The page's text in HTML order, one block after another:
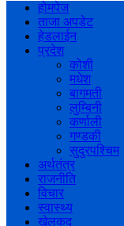
होमपेज
ताजा अपडेट
हेडलाईन
प्रदेश
कोशी
मधेश
बागमती
लुम्बिनी
कर्णाली
गण्डकी
सुदुरपश्चिम
अर्थतंत्र
राजनीति
विचार
स्वास्थ्य
खेलकुद